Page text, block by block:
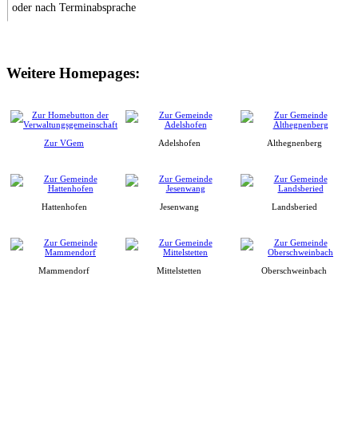
oder nach Terminabsprache
Weitere Homepages:
Zur VGem Adelshofen Althegnenberg
Hattenhofen Jesenwang Landsberied
Mammendorf Mittelstetten Oberschweinbach